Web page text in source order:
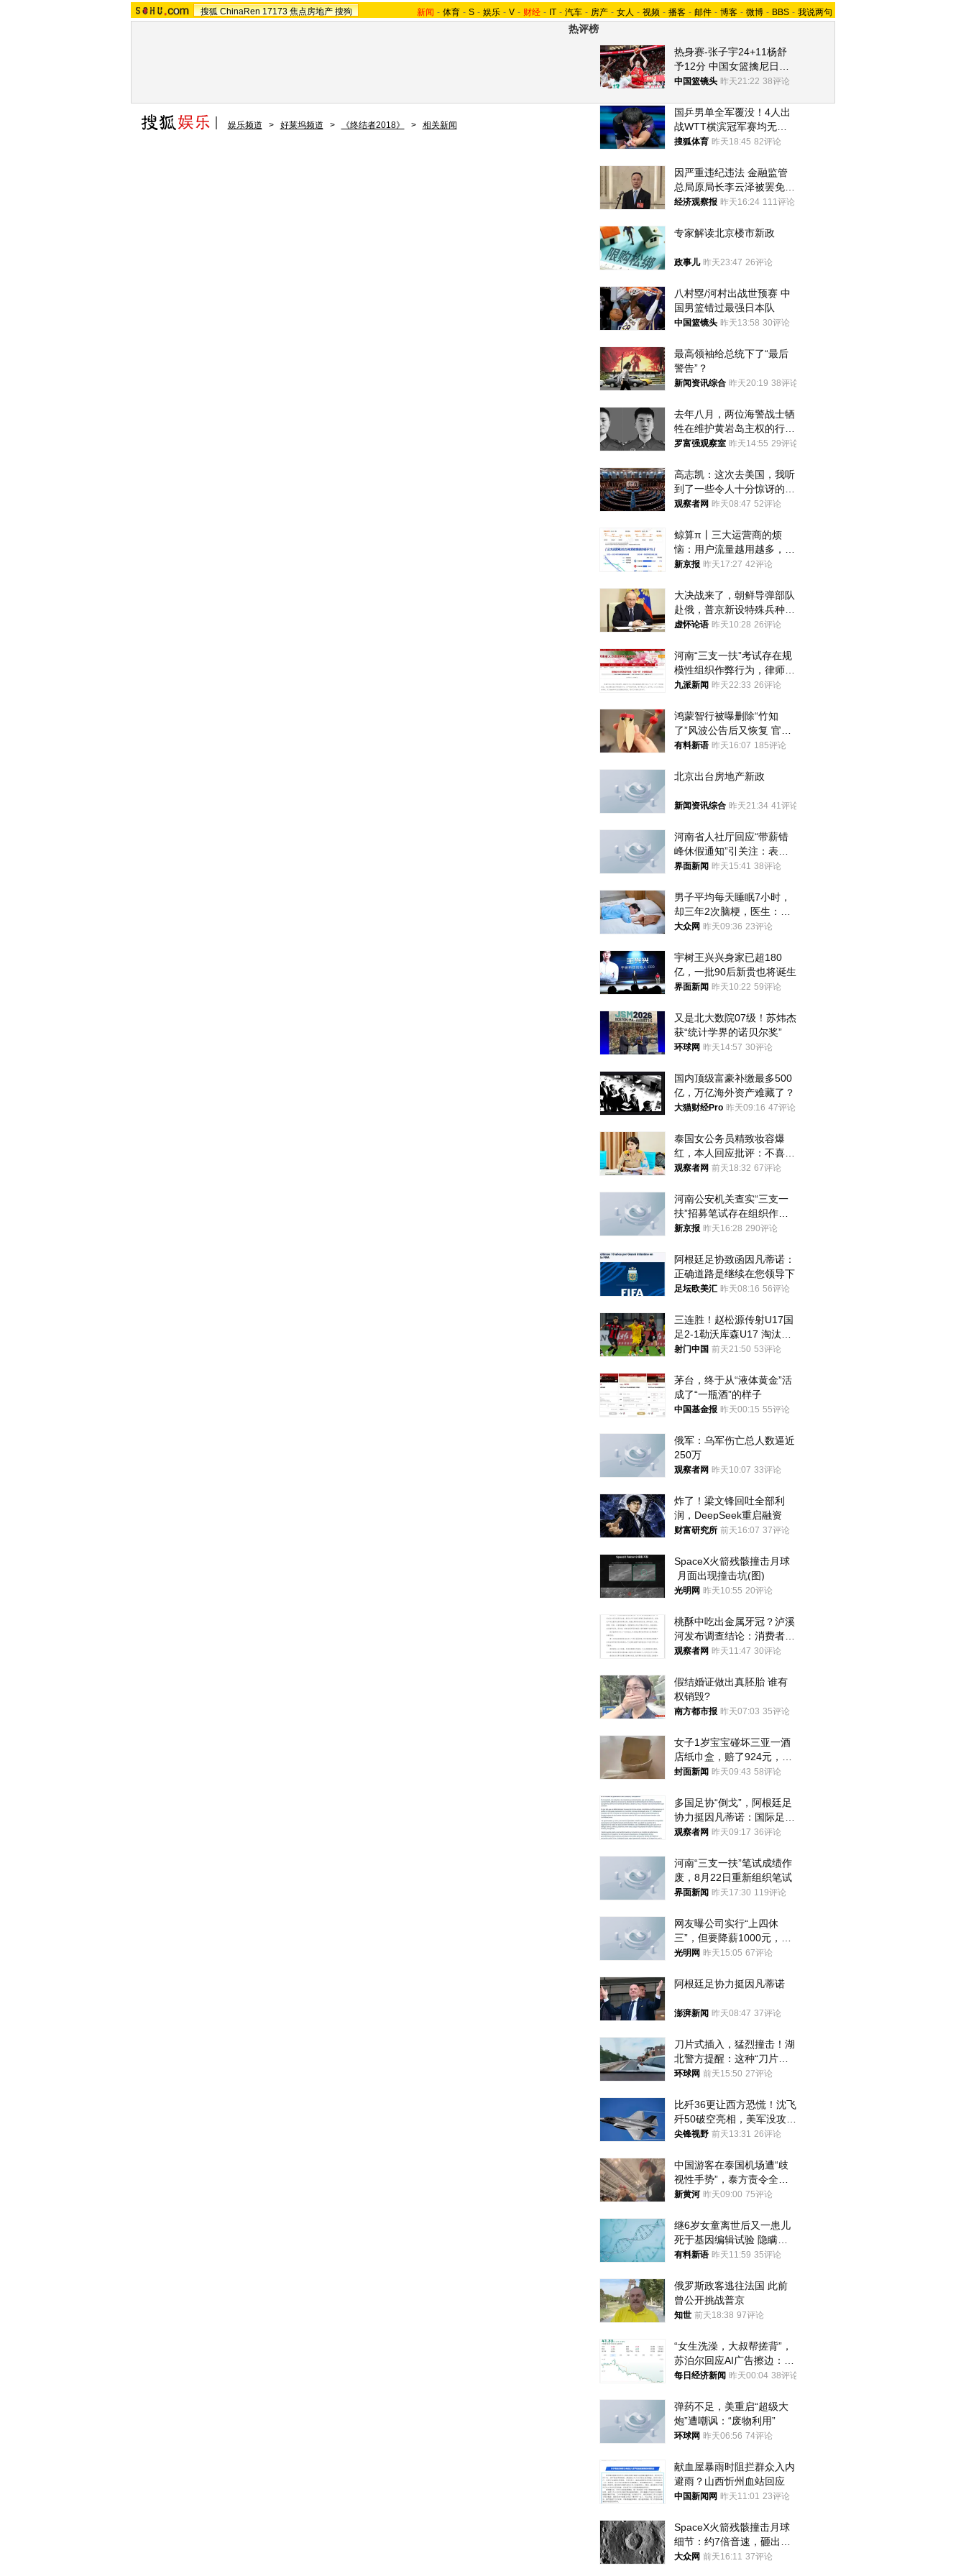
搜狐 ChinaRen 17173 焦点房地产 搜狗 新闻 - 体育 - S - 娱乐 - V - 财经 - IT - 汽车 - 房产 - 女人 - 视频 - 播客 - 邮件 - 博客 - 微博 - BBS - 我说两句
热评榜
热身赛-张子宇24+11杨舒
予12分 中国女篮擒尼日利
亚
中国篮镜头 昨天21:22 38评论
国乒男单全军覆没！4人出
战WTT横滨冠军赛均无缘
八强
搜狐体育 昨天18:45 82评论
因严重违纪违法 金融监管
总局原局长李云泽被罢免全
国人大代表
经济观察报 昨天16:24 111评论
专家解读北京楼市新政
政事儿 昨天23:47 26评论
八村塁/河村出战世预赛 中
国男篮错过最强日本队
中国篮镜头 昨天13:58 30评论
最高领袖给总统下了“最后
警告”？
新闻资讯综合 昨天20:19 38评论
去年八月，两位海警战士牺
牲在维护黄岩岛主权的行动
中
罗富强观察室 昨天14:55 29评论
高志凯：这次去美国，我听
到了一些令人十分惊讶的消
息
观察者网 昨天08:47 52评论
鲸算π丨三大运营商的烦
恼：用户流量越用越多，收
入却越来越少
新京报 昨天17:27 42评论
大决战来了，朝鲜导弹部队
赴俄，普京新设特殊兵种，
76岁老将扛旗
虚怀论语 昨天10:28 26评论
河南“三支一扶”考试存在规
模性组织作弊行为，律师：
涉嫌非法获取国家秘密罪等
九派新闻 昨天22:33 26评论
鸿蒙智行被曝删除“竹知
了”风波公告后又恢复 官媒
曾力挺：劝华为要大度的，
有料新语 昨天16:07 185评论
北京出台房地产新政
新闻资讯综合 昨天21:34 41评论
河南省人社厅回应“带薪错
峰休假通知”引关注：表述
不够准确，待修改后印发
界面新闻 昨天15:41 38评论
男子平均每天睡眠7小时，
却三年2次脑梗，医生：这
样睡觉更伤身
大众网 昨天09:36 23评论
宇树王兴兴身家已超180
亿，一批90后新贵也将诞生
界面新闻 昨天10:22 59评论
又是北大数院07级！苏炜杰
获“统计学界的诺贝尔奖”
环球网 昨天14:57 30评论
国内顶级富豪补缴最多500
亿，万亿海外资产难藏了？
大猫财经Pro 昨天09:16 47评论
泰国女公务员精致妆容爆
红，本人回应批评：不喜欢
就别看
观察者网 前天18:32 67评论
河南公安机关查实“三支一
扶”招募笔试存在组织作弊
犯罪行为
新京报 昨天16:28 290评论
阿根廷足协致函因凡蒂诺：
正确道路是继续在您领导下
足坛欧美汇 昨天08:16 56评论
三连胜！赵松源传射U17国
足2-1勒沃库森U17 淘汰赛
将战河床
射门中国 前天21:50 53评论
茅台，终于从“液体黄金”活
成了“一瓶酒”的样子
中国基金报 昨天00:15 55评论
俄军：乌军伤亡总人数逼近
250万
观察者网 昨天10:07 33评论
炸了！梁文锋回吐全部利
润，DeepSeek重启融资
财富研究所 前天16:07 37评论
SpaceX火箭残骸撞击月球
月面出现撞击坑(图)
光明网 昨天10:55 20评论
桃酥中吃出金属牙冠？泸溪
河发布调查结论：消费者已
澄清，所发视频情况不属实
观察者网 昨天11:47 30评论
假结婚证做出真胚胎 谁有
权销毁?
南方都市报 昨天07:03 35评论
女子1岁宝宝碰坏三亚一酒
店纸巾盒，赔了924元，发
帖吐槽后酒店退还一半的
封面新闻 昨天09:43 58评论
多国足协“倒戈”，阿根廷足
协力挺因凡蒂诺：国际足联
今后应继续在其领导下前行
观察者网 昨天09:17 36评论
河南“三支一扶”笔试成绩作
废，8月22日重新组织笔试
界面新闻 昨天17:30 119评论
网友曝公司实行“上四休
三”，但要降薪1000元，不
接受只能辞职
光明网 昨天15:05 67评论
阿根廷足协力挺因凡蒂诺
澎湃新闻 昨天08:47 37评论
刀片式插入，猛烈撞击！湖
北警方提醒：这种“刀片超
车”，太危险了
环球网 前天15:50 27评论
比歼36更让西方恐慌！沈飞
歼50破空亮相，美军没攻克
的技术被拿下
尖锋视野 前天13:31 26评论
中国游客在泰国机场遭“歧
视性手势”，泰方责令全面
调查，对责任人采取最严厉
新黄河 昨天09:00 75评论
继6岁女童离世后又一患儿
死于基因编辑试验 隐瞒一
年才对外披露
有料新语 昨天11:59 35评论
俄罗斯政客逃往法国 此前
曾公开挑战普京
知世 前天18:38 97评论
“女生洗澡，大叔帮搓背”，
苏泊尔回应AI广告擦边：视
频全下架，已强化内容管理
每日经济新闻 昨天00:04 38评论
弹药不足，美重启“超级大
炮”遭嘲讽：“废物利用”
环球网 昨天06:56 74评论
献血屋暴雨时阻拦群众入内
避雨？山西忻州血站回应
中国新闻网 昨天11:01 23评论
SpaceX火箭残骸撞击月球
细节：约7倍音速，砸出直
径约30米撞击坑
大众网 前天16:11 37评论
娱乐频道 > 好莱坞频道 > 《终结者2018》 > 相关新闻